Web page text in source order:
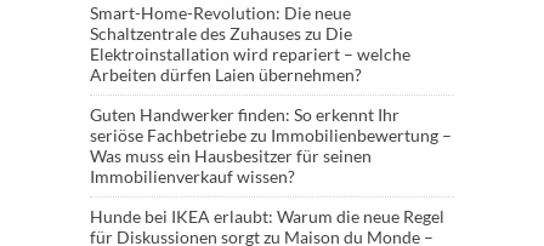
Smart-Home-Revolution: Die neue
Schaltzentrale des Zuhauseszu Die
Elektroinstallation wird repariert – welche
Arbeiten dürfen Laien übernehmen?
Guten Handwerker finden: So erkennt Ihr
seriöse Fachbetriebezu Immobilienbewertung –
Was muss ein Hausbesitzer für seinen
Immobilienverkauf wissen?
Hunde bei IKEA erlaubt: Warum die neue Regel
für Diskussionen sorgtzu Maison du Monde –